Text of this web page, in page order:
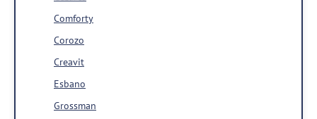
Comforty
Corozo
Creavit
Esbano
Grossman